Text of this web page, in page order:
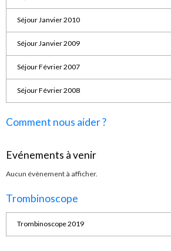
Séjour Janvier 2010
Séjour Janvier 2009
Séjour Février 2007
Séjour Février 2008
Comment nous aider ?
Evénements à venir
Aucun évènement à afficher.
Trombinoscope
Trombinoscope 2019